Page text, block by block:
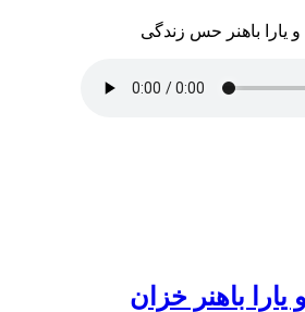
یارا باهنر خزان